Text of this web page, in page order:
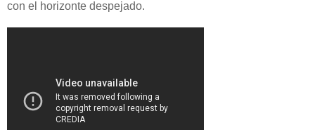
con el horizonte despejado.